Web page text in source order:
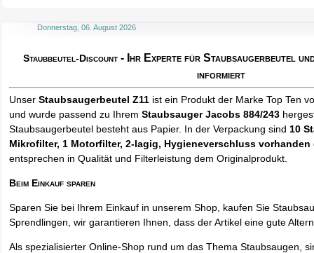
Donnerstag, 06. August 2026
Staubbeutel-Discount - Ihr Experte für Staubsaugerbeutel
informiert
UnserStaubsaugerbeutel Z11 ist ein Produkt der Marke Top Ten
und wurde passend zu IhremStaubsauger Jacobs 884/243
Staubsaugerbeutel besteht aus Papier. In der Verpackung sind 10
Mikrofilter, 1 Motorfilter, 2-lagig, Hygieneverschluss vorhanden
entsprechen in Qualität und Filterleistung dem Originalprodukt.
Beim Einkauf sparen
Sparen Sie bei Ihrem Einkauf in unserem Shop, kaufen Sie
Sprendlingen, wir garantieren Ihnen, dass der Artikel eine gute
Als spezialisierter Online-Shop rund um das Thema Staubsaugen,